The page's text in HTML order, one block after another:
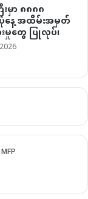
မှာ ၈၈၈၈
နေ့ အထိမ်းအမှတ်
တွေ ပြုလုပ်၊